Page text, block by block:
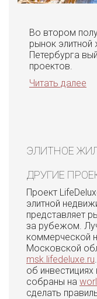
Во втором
рынок
Петербурга
проектов.
Читать далее
ЭЛИТНОЕ
ДРУГИЕ
Проект
элитной
представляет
за рубежом.
коммерческой
Московской
msk.lifedeluxe.ru
об
собраны на
сделать